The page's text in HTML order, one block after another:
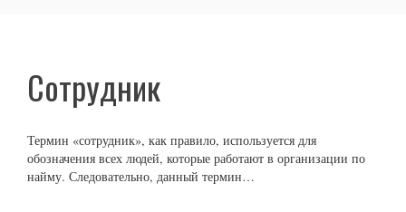
Сотрудник
Термин «сотрудник», как правило, используется для
обозначения всех людей, которые работают в организации по
найму. Следовательно, данный термин…